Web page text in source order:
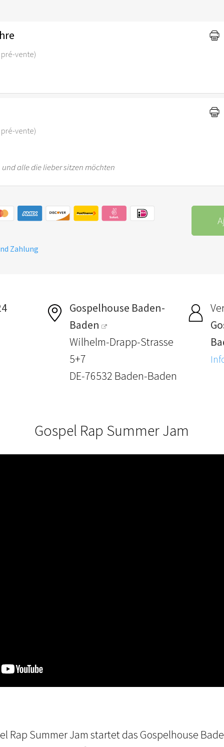
pré-vente)
pré-vente)
alle die lieber sitzen möchten
Zahlung
Gospelhouse Baden-
Baden
Wilhelm-Drapp-Strasse
5+7
DE-76532 Baden-Baden
Gospel Rap Summer Jam
Rap Summer Jam startet das Gospelhouse